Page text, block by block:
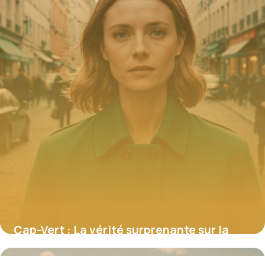
trésors hors des sentiers battus
21 août 2025
Cap-Vert : La vérité surprenante sur la
sécurité des femmes en solo, révélée par